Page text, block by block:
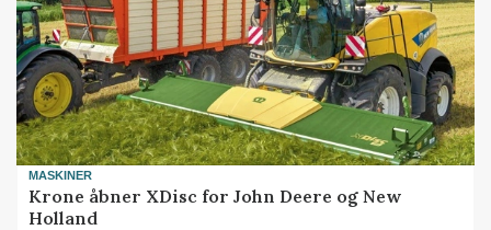
MASKINER
Krone åbner XDisc for John Deere og New
Holland